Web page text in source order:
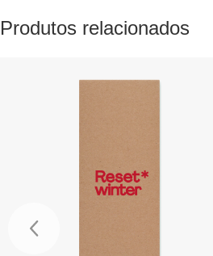
Produtos relacionados